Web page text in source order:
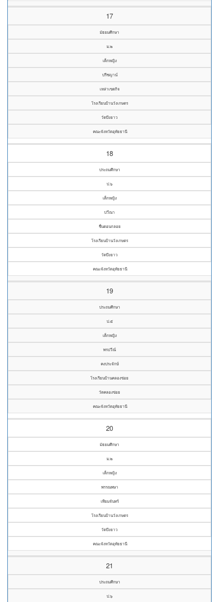
17
มัธยมศึกษา
ม.๒
เด็กหญิง
ปรีชญาน์
เหล่าเขตกิจ
โรงเรียนบ้านวังเกษตร
วัดบึงยาว
คณะจังหวัดอุทัยธานี
18
ประถมศึกษา
ป.๖
เด็กหญิง
ปวีณา
ชื่นดอนกลอย
โรงเรียนบ้านวังเกษตร
วัดบึงยาว
คณะจังหวัดอุทัยธานี
19
ประถมศึกษา
ป.๕
เด็กหญิง
พรปวีณ์
คงประจักษ์
โรงเรียนบ้านคลองข่อย
วัดคลองข่อย
คณะจังหวัดอุทัยธานี
20
มัธยมศึกษา
ม.๒
เด็กหญิง
พรรณพษา
เทียมจันทร์
โรงเรียนบ้านวังเกษตร
วัดบึงยาว
คณะจังหวัดอุทัยธานี
21
ประถมศึกษา
ป.๖